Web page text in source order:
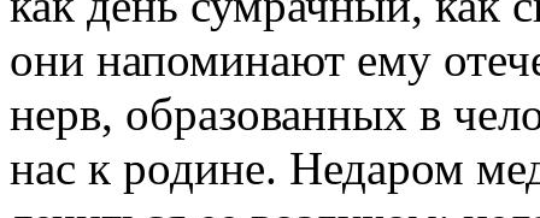
они напоминают ему
нерв, образованных в
нас к родине. Недаром